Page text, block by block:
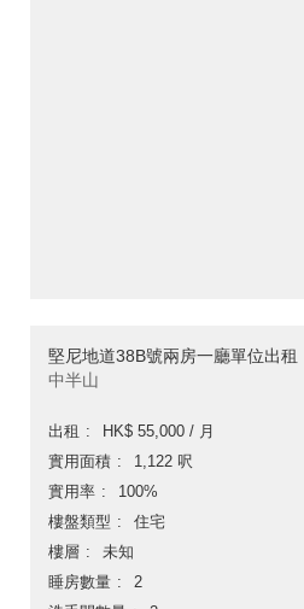
堅尼地道38B號兩房一廳單位出租
中半山
出租
HK$ 55,000 / 月
實用面積
1,122 呎
實用率
100%
樓盤類型
住宅
樓層
未知
睡房數量
2